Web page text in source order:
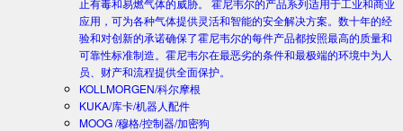
止有毒和易燃气体的威胁。 霍尼韦尔的产品系列适用于工业和商业
应用，可为各种气体提供灵活和智能的安全解决方案。数十年的经
验和对创新的承诺确保了霍尼韦尔的每件产品都按照最高的质量和
可靠性标准制造。霍尼韦尔在最恶劣的条件和最极端的环境中为人
员、财产和流程提供全面保护。
KOLLMORGEN/科尔摩根
KUKA/库卡/机器人配件
MOOG /穆格/控制器/加密狗